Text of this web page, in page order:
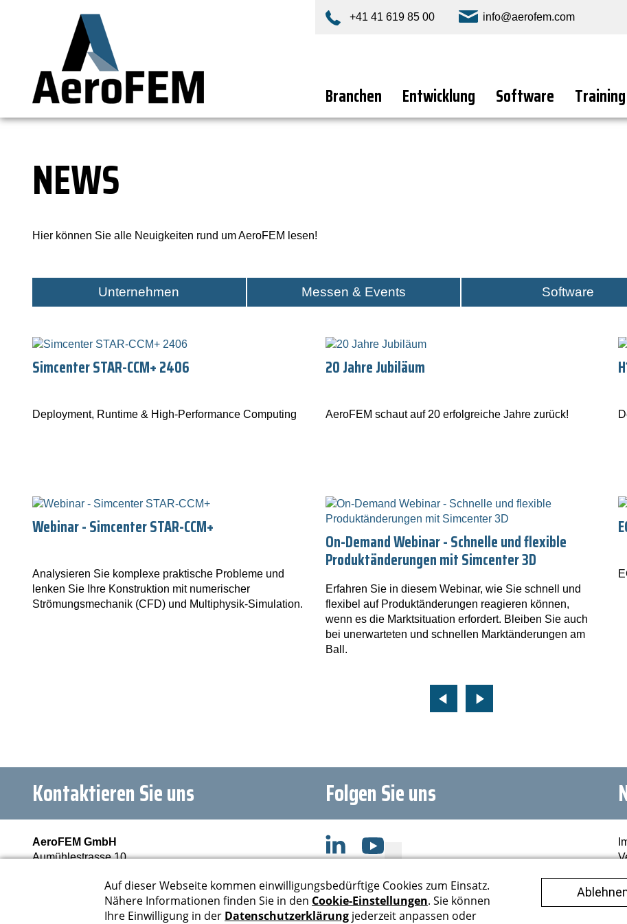
+41 41 619 85 00 info@aerofem.com
Branchen Entwicklung Software
NEWS
Hier können Sie alle Neuigkeiten rund um AeroFEM lesen!
Unternehmen Messen & Events Software
Simcenter STAR-CCM+ 2406
Deployment, Runtime & High-Performance Computing
20 Jahre Jubiläum
AeroFEM schaut auf 20 erfolgreiche Jahre zurück!
Webinar - Simcenter STAR-CCM+
Analysieren Sie komplexe praktische Probleme und
lenken Sie Ihre Konstruktion mit numerischer
Strömungsmechanik (CFD) und Multiphysik-Simulation.
On-Demand Webinar - Schnelle und flexible
Produktänderungen mit Simcenter 3D
Erfahren Sie in diesem Webinar, wie Sie schnell und
flexibel auf Produktänderungen reagieren können,
wenn es die Marktsituation erfordert. Bleiben Sie auch
bei unerwarteten und schnellen Marktänderungen am
Ball.
Kontaktieren Sie uns Folgen Sie uns
AeroFEM GmbH
Aumühlestrasse 10
info@aerofem.com